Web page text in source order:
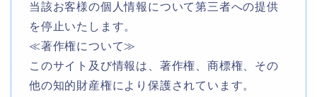
当該お客様の個人情報について第三者への提供
を停止いたします。
≪著作権について≫
このサイト及び情報は、著作権、商標権、その
他の知的財産権により保護されています。